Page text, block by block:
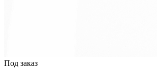
Под заказ